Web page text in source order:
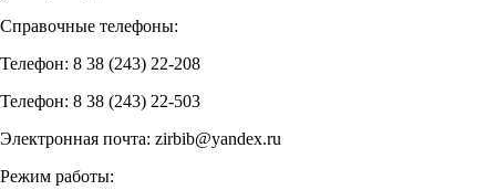
Справочные телефоны:
Телефон: 8 38 (243) 22-208
Телефон: 8 38 (243) 22-503
Электронная почта: zirbib@yandex.ru
Режим работы: